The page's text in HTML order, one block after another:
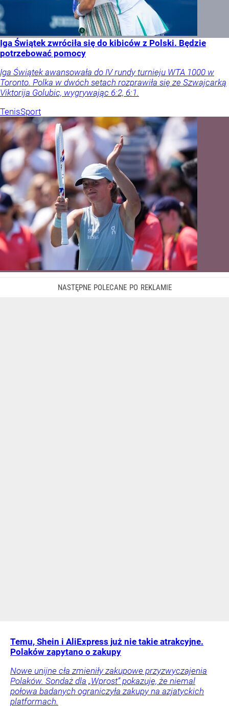
Iga Świątek zwróciła się do kibiców z Polski. Będzie
potrzebować pomocy
Iga Świątek awansowała do IV rundy turnieju WTA 1000 w
Toronto. Polka w dwóch setach rozprawiła się ze Szwajcarką
Viktorija Golubic, wygrywając 6:2, 6:1.
TenisSport
Temu, Shein i AliExpress już nie takie atrakcyjne.
Polaków zapytano o zakupy
Nowe unijne cła zmieniły zakupowe przyzwyczajenia
Polaków. Sondaż dla „Wprost” pokazuje, że niemal
połowa badanych ograniczyła zakupy na azjatyckich
platformach.